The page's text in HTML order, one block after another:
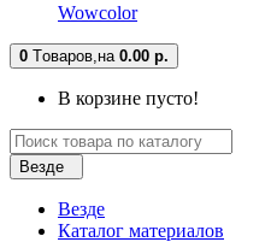
Wowcolor
0 Tоваров, на 0.00 р.
В корзине пусто!
Везде
Везде
Каталог материалов